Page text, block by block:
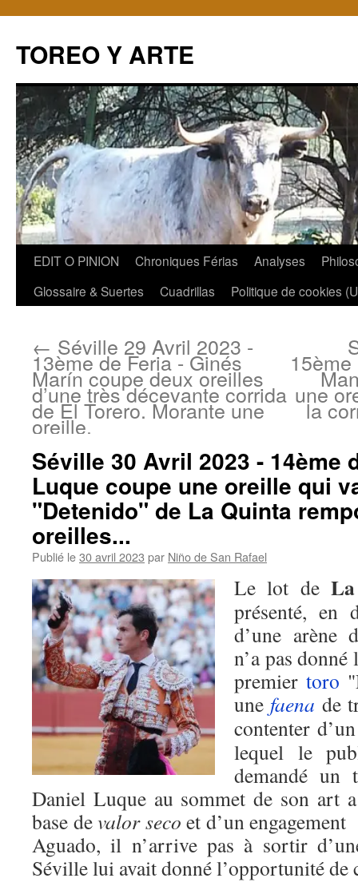
TOREO Y ARTE
Aller
EDIT O PINION Chroniques Férias Analyses
Glossaire & Suertes
Cuadrillas Politique de cookies
← Séville 29 Avril 2023 -
13ème de Feria - Ginés
Marín coupe deux oreilles
d’une très décevante corrida
de El Torero. Morante une
oreille.
une
la
Séville 30 Avril 2023 - 14ème
Luque coupe une oreille qui
"Detenido" de La Quinta
oreilles...
Publié le30 avril 2023 par Niño de San Rafael
Le lot de
présenté, en
d’une arène
n’a pas
premier toro
une faena de
contenter
lequel le
demandé un
Daniel Luque au sommet de son art
base devalor seco et d’un
Aguado, il n’arrive pas à sortir
Séville lui avait donné l’opportunité de